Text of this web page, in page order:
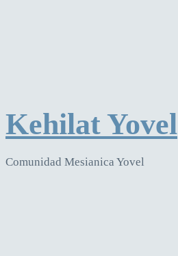
Kehilat Yovel
Comunidad Mesianica Yovel